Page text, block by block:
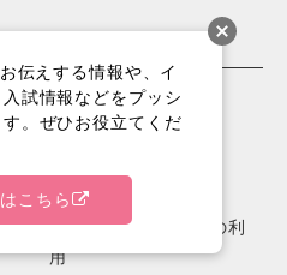
授業関連情報
福利厚生サービス
ソーシャルメディアの利
用
伝えする情報や、イ
試情報などをプッシ
。ぜひお役立てくだ
こちら